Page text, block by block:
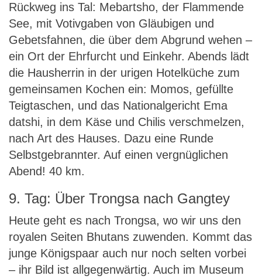
Rückweg ins Tal: Mebartsho, der Flammende
See, mit Votivgaben von Gläubigen und
Gebetsfahnen, die über dem Abgrund wehen –
ein Ort der Ehrfurcht und Einkehr. Abends lädt
die Hausherrin in der urigen Hotelküche zum
gemeinsamen Kochen ein: Momos, gefüllte
Teigtaschen, und das Nationalgericht Ema
datshi, in dem Käse und Chilis verschmelzen,
nach Art des Hauses. Dazu eine Runde
Selbstgebrannter. Auf einen vergnüglichen
Abend! 40 km.
9. Tag: Über Trongsa nach Gangtey
Heute geht es nach Trongsa, wo wir uns den
royalen Seiten Bhutans zuwenden. Kommt das
junge Königspaar auch nur noch selten vorbei
– ihr Bild ist allgegenwärtig. Auch im Museum